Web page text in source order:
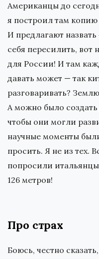
Американцы до
я построил там
И предлагают
себя пересилить, вот
для России! И там
давать может — так
разговаривать?
А можно было
чтобы они могли
научные моменты
просить. Я не из тех.
попросили
126 метров!
Про страх
Боюсь, честно